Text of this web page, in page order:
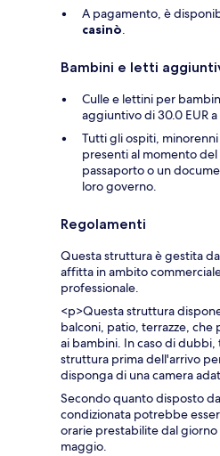
A pagamento, è
casinò.
Bambini e letti
Culle e lettini per
aggiuntivo di 30.0 EUR
Tutti gli ospiti,
presenti al momento
passaporto o un
loro governo.
Regolamenti
Questa struttura è gestita
affitta in ambito
professionale.
<p>Questa struttura
balconi, patio, terrazze,
ai bambini. In caso di
struttura prima dell'arrivo
disponga di una camera
Secondo quanto disposto
condizionata potrebbe
orarie prestabilite dal
maggio.